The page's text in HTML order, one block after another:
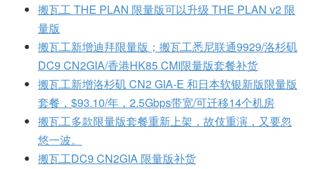
搬瓦工 THE PLAN 限量版可以升级 THE PLAN v2 限
量版
搬瓦工新增迪拜限量版；搬瓦工悉尼联通9929/洛杉矶
DC9 CN2GIA/香港HK85 CMI限量版套餐补货
搬瓦工新增洛杉矶 CN2 GIA-E 和日本软银新版限量版
套餐，$93.10/年，2.5Gbps带宽/可迁移14个机房
搬瓦工多款限量版套餐重新上架，故伎重演，又要忽
悠一波。
搬瓦工DC9 CN2GIA 限量版补货